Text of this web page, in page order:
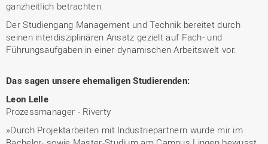
ganzheitlich betrachten.
Der Studiengang Management und Technik bereitet durch
seinen interdisziplinären Ansatz gezielt auf Fach- und
Führungsaufgaben in einer dynamischen Arbeitswelt vor.
Das sagen unsere ehemaligen Studierenden:
Leon Lelle
Prozessmanager - Riverty
»Durch Projektarbeiten mit Industriepartnern wurde mir im